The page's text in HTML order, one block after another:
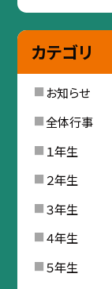
カテゴリ
お知らせ
全体行事
１年生
２年生
３年生
４年生
５年生